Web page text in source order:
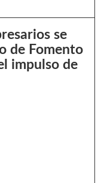
se
de Fomento
impulso de